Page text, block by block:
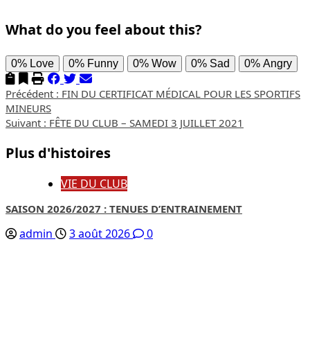
What do you feel about this?
0% Love 0% Funny 0% Wow 0% Sad 0% Angry
Navigation
d’article
Précédent : FIN DU CERTIFICAT MÉDICAL POUR LES SPORTIFS
MINEURS
Suivant : FÊTE DU CLUB – SAMEDI 3 JUILLET 2021
Plus d'histoires
VIE DU CLUB
SAISON 2026/2027 : TENUES D’ENTRAINEMENT
admin 3 août 2026 0